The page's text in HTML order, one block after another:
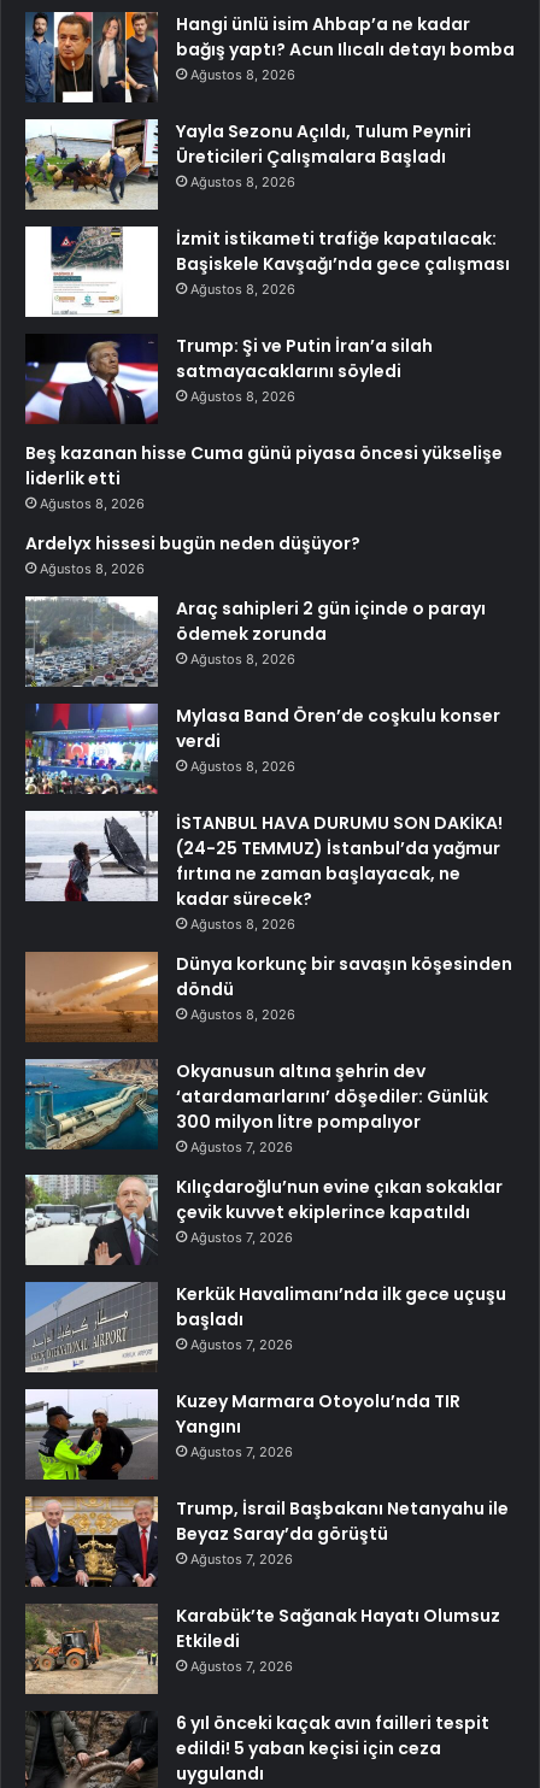
Hangi ünlü isim Ahbap’a ne kadar
bağış yaptı? Acun Ilıcalı detayı bomba
Ağustos 8, 2026
Yayla Sezonu Açıldı, Tulum Peyniri
Üreticileri Çalışmalara Başladı
Ağustos 8, 2026
İzmit istikameti trafiğe kapatılacak:
Başiskele Kavşağı’nda gece çalışması
Ağustos 8, 2026
Trump: Şi ve Putin İran’a silah
satmayacaklarını söyledi
Ağustos 8, 2026
Beş kazanan hisse Cuma günü piyasa öncesi yükselişe
liderlik etti
Ağustos 8, 2026
Ardelyx hissesi bugün neden düşüyor?
Ağustos 8, 2026
Araç sahipleri 2 gün içinde o parayı
ödemek zorunda
Ağustos 8, 2026
Mylasa Band Ören’de coşkulu konser
verdi
Ağustos 8, 2026
İSTANBUL HAVA DURUMU SON DAKİKA!
(24-25 TEMMUZ) İstanbul’da yağmur
fırtına ne zaman başlayacak, ne
kadar sürecek?
Ağustos 8, 2026
Dünya korkunç bir savaşın köşesinden
döndü
Ağustos 8, 2026
Okyanusun altına şehrin dev
‘atardamarlarını’ döşediler: Günlük
300 milyon litre pompalıyor
Ağustos 7, 2026
Kılıçdaroğlu’nun evine çıkan sokaklar
çevik kuvvet ekiplerince kapatıldı
Ağustos 7, 2026
Kerkük Havalimanı’nda ilk gece uçuşu
başladı
Ağustos 7, 2026
Kuzey Marmara Otoyolu’nda TIR
Yangını
Ağustos 7, 2026
Trump, İsrail Başbakanı Netanyahu ile
Beyaz Saray’da görüştü
Ağustos 7, 2026
Karabük’te Sağanak Hayatı Olumsuz
Etkiledi
Ağustos 7, 2026
6 yıl önceki kaçak avın failleri tespit
edildi! 5 yaban keçisi için ceza
uygulandı